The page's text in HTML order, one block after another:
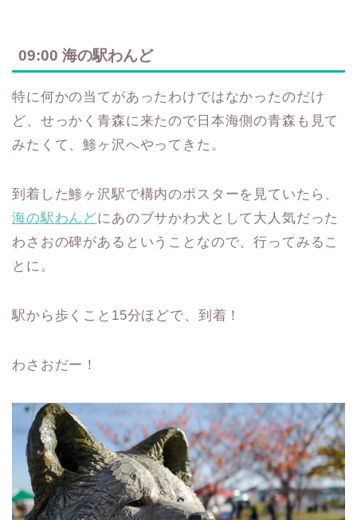
09:00 海の駅わんど
特に何かの当てがあったわけではなかったのだけ
ど、せっかく青森に来たので日本海側の青森も見て
みたくて、鯵ヶ沢へやってきた。
到着した鯵ヶ沢駅で構内のポスターを見ていたら、
海の駅わんどにあのブサかわ犬として大人気だった
わさおの碑があるということなので、行ってみるこ
とに。
駅から歩くこと15分ほどで、到着！
わさおだー！